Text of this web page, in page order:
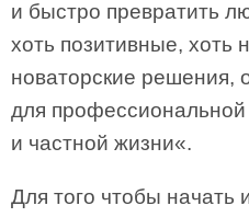
и быстро превратить
хоть позитивные, хоть
новаторские решения,
для профессиональной
и частной жизни«.
Для того чтобы начать